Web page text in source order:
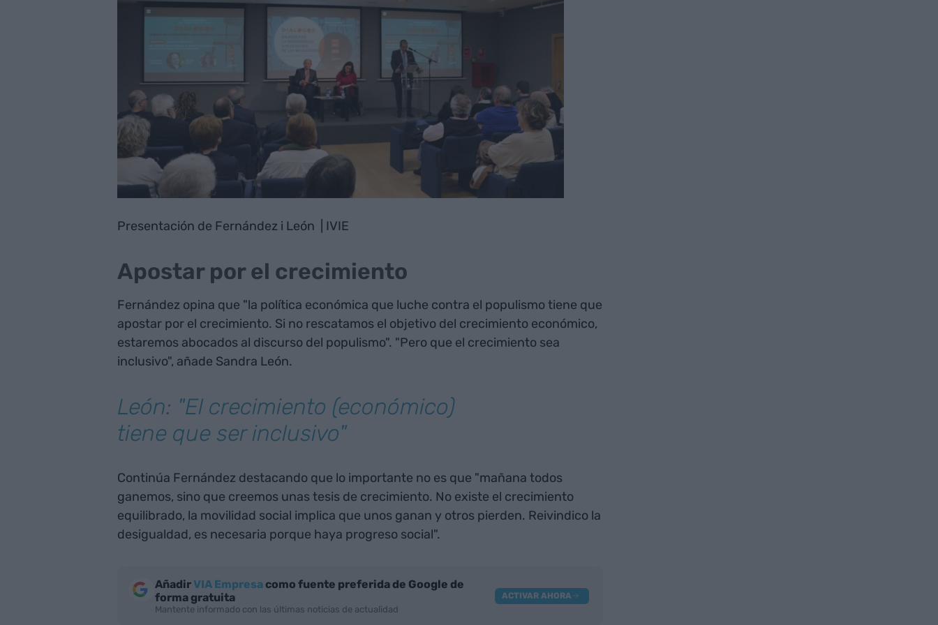
Presentación de Fernández i León | IVIE
Apostar por el crecimiento
Fernández opina que "la política económica que luche contra el populismo tiene que
apostar por el crecimiento. Si no rescatamos el objetivo del crecimiento económico,
estaremos abocados al discurso del populismo". "Pero que el crecimiento sea
inclusivo", añade Sandra León.
León: "El crecimiento (económico)
tiene que ser inclusivo"
Continúa Fernández destacando que lo importante no es que "mañana todos
ganemos, sino que creemos unas tesis de crecimiento. No existe el crecimiento
equilibrado, la movilidad social implica que unos ganan y otros pierden. Reivindico la
desigualdad, es necesaria porque haya progreso social".
AñadirVIA Empresacomo fuente preferida de Google de
forma gratuita
Mantente informado con las últimas noticias de actualidad
ACTIVAR AHORA